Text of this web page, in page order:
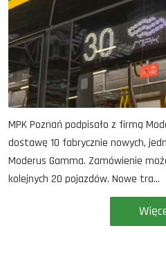
MPK Poznań podpisało z firmą
dostawę 10 fabrycznie nowych,
Moderus Gamma. Zamówienie
kolejnych 20 pojazdów. Nowe tra...